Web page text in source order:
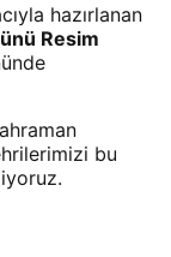
hazırlanan
Resim
bu